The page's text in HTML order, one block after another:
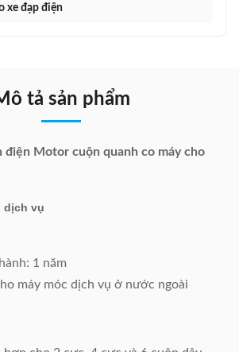
xe đạp điện
tả sản phẩm
điện Motor cuộn quanh co máy cho
dịch vụ
1 năm
máy móc dịch vụ ở nước ngoài